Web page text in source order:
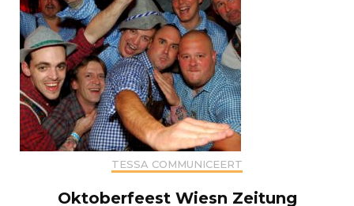
TESSA COMMUNICEERT
Oktoberfeest Wiesn Zeitung